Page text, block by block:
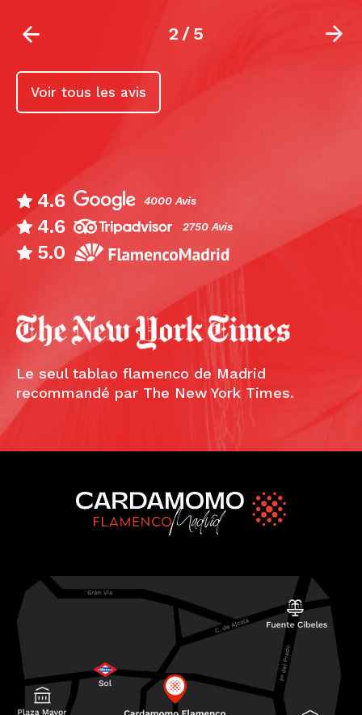
2/5
Voir tous les avis
4.6 4000 Avis
4.6 2750 Avis
5.0
Le seul tablao flamenco de Madrid
recommandé par The New York Times.